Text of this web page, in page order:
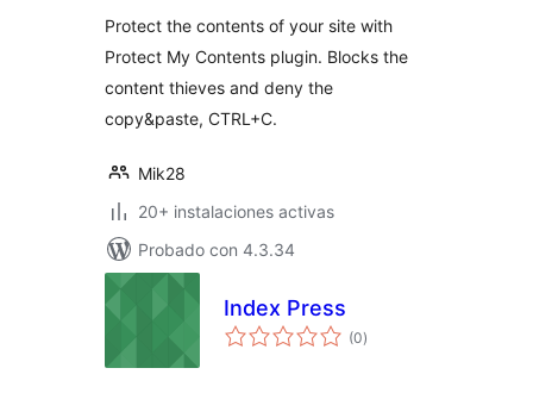
Protect the contents of your site with
Protect My Contents plugin. Blocks the
content thieves and deny the
copy&paste, CTRL+C.
Mik28
20+ instalaciones activas
Probado con 4.3.34
Index Press
(0total
de
)